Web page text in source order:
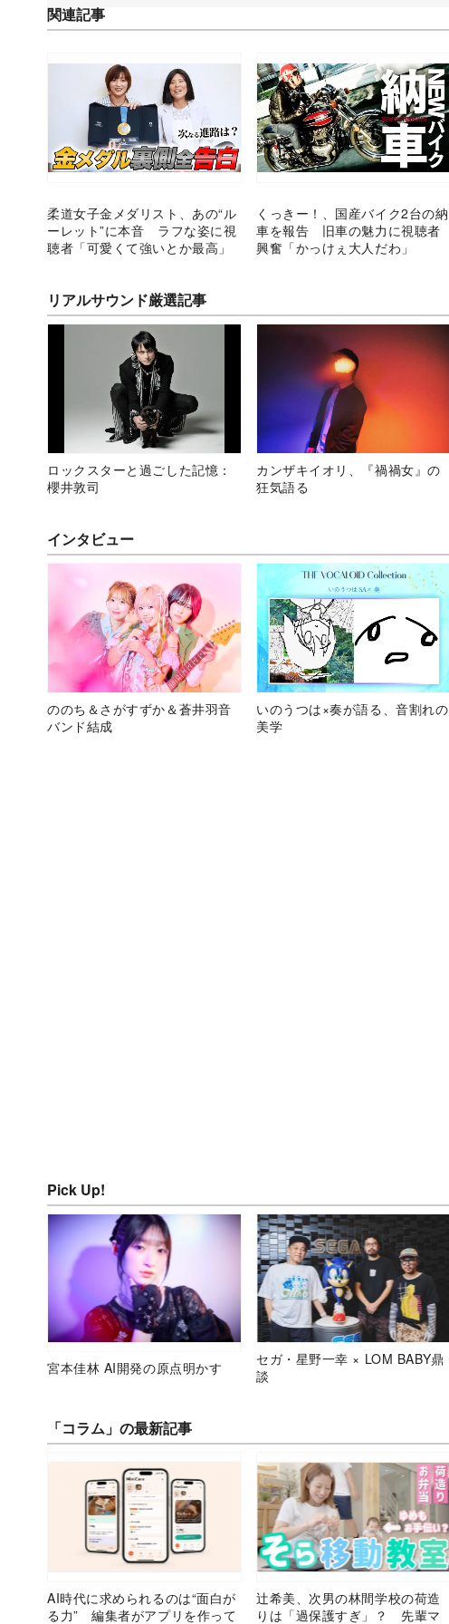
関連記事
柔道女子金メダリスト、あの“ル
ーレット”に本音 ラフな姿に視
聴者「可愛くて強いとか最高」
くっきー！、国産バイク2台の納
車を報告 旧車の魅力に視聴者
興奮「かっけぇ大人だわ」
リアルサウンド厳選記事
ロックスターと過ごした記憶：
櫻井敦司
カンザキイオリ、『禍禍女』の
狂気語る
インタビュー
ののち＆さがすずか＆蒼井羽音
バンド結成
いのうつは×奏が語る、音割れの
美学
Pick Up!
宮本佳林 AI開発の原点明かす
セガ・星野一幸 × LOM BABY鼎
談
「コラム」の最新記事
AI時代に求められるのは“面白が
る力” 編集者がアプリを作って
辻希美、次男の林間学校の荷造
りは「過保護すぎ」？ 先輩マ